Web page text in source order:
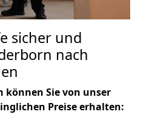
sicher und
nach
können Sie von unser
Preise erhalten: